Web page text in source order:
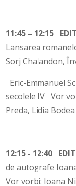
11:45 – 12:15
Lansarea
Sorj Chalandon,
Eric-Emmanuel
secolele IV Vor
Preda, Lidia
12:15 - 12:40
de autografe
Vor vorbi: Ioana